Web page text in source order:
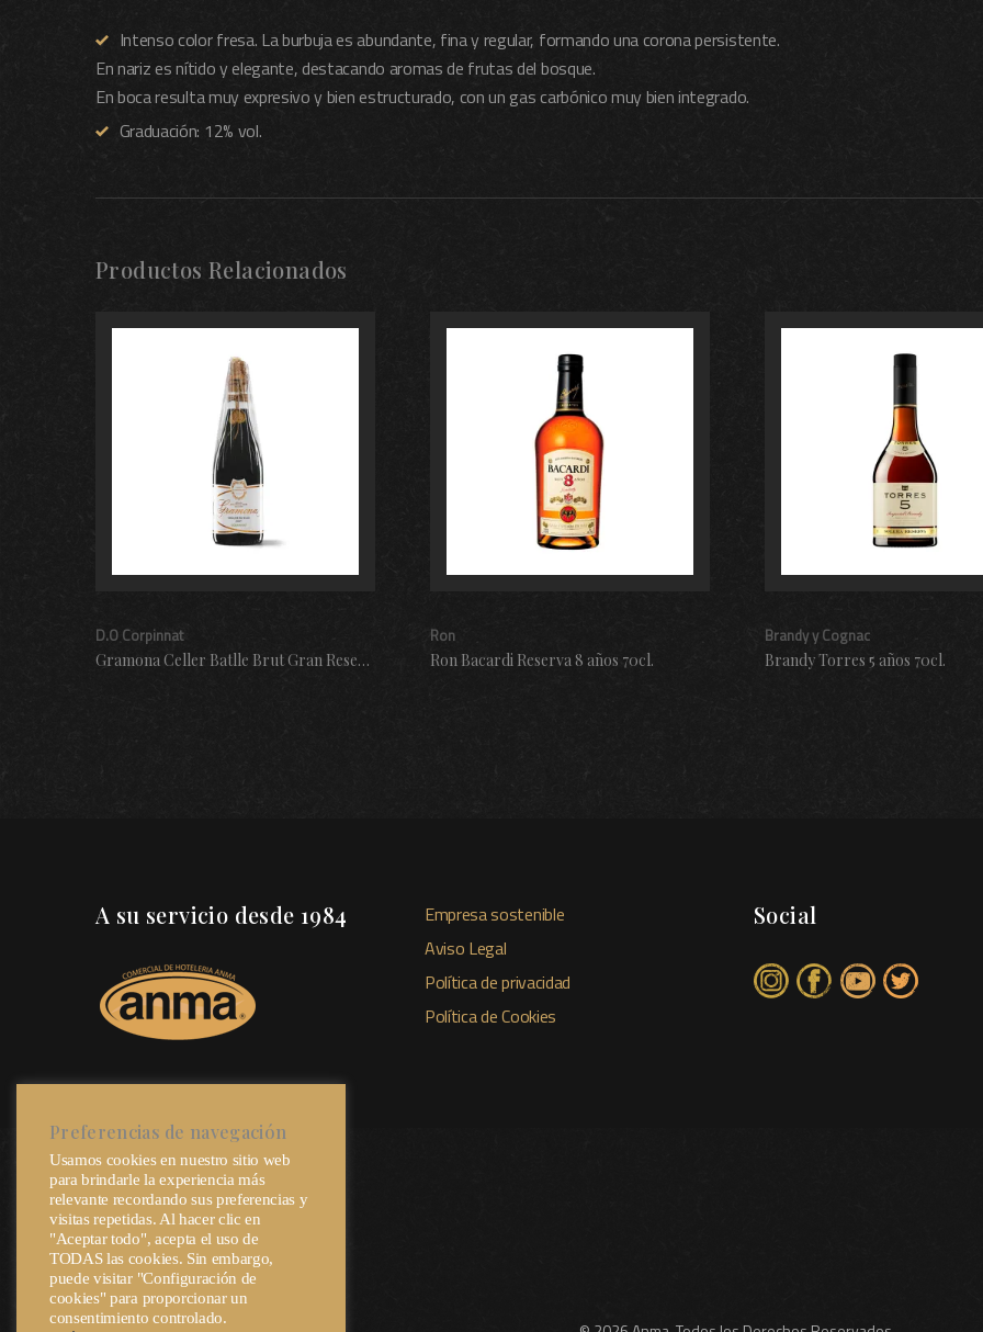
Intenso color fresa. La burbuja es abundante, fina y regular, formando una corona persistente.
En nariz es nítido y elegante, destacando aromas de frutas del bosque.
En boca resulta muy expresivo y bien estructurado, con un gas carbónico muy bien integrado.
Graduación: 12% vol.
Productos Relacionados
D.O Corpinnat
Gramona Celler Batlle Brut Gran Reserva 75cl.
Ron
Ron Bacardi Reserva 8 años 70cl.
Brandy y Cognac
Brandy Torres 5 años 70cl.
A su servicio desde 1984
Empresa sostenible
Aviso Legal
Política de privacidad
Política de Cookies
Social
Preferencias de navegación
Usamos cookies en nuestro sitio web
para brindarle la experiencia más
relevante recordando sus preferencias y
visitas repetidas. Al hacer clic en
"Aceptar todo", acepta el uso de
TODAS las cookies. Sin embargo,
puede visitar "Configuración de
cookies" para proporcionar un
consentimiento controlado.